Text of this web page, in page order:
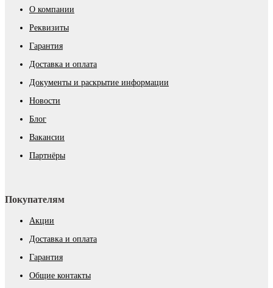
О компании
Реквизиты
Гарантия
Доставка и оплата
Документы и раскрытие информации
Новости
Блог
Вакансии
Партнёры
Покупателям
Акции
Доставка и оплата
Гарантия
Общие контакты